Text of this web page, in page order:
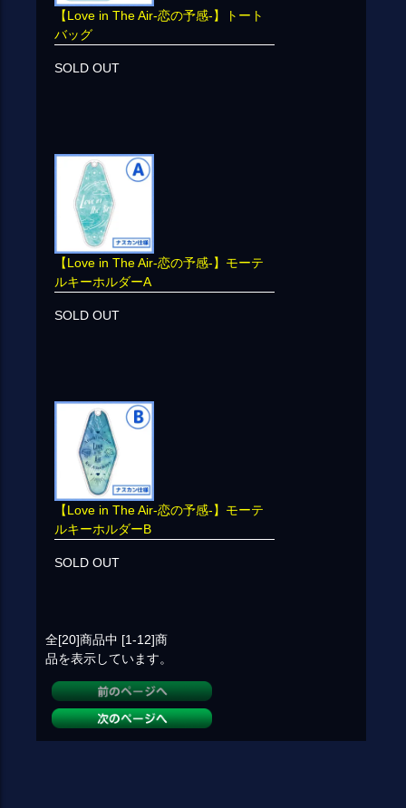
【Love in The Air-恋の予感-】トート
バッグ
SOLD OUT
【Love in The Air-恋の予感-】モーテ
ルキーホルダーA
SOLD OUT
【Love in The Air-恋の予感-】モーテ
ルキーホルダーB
SOLD OUT
全[20]商品中 [1-12]商
品を表示しています。